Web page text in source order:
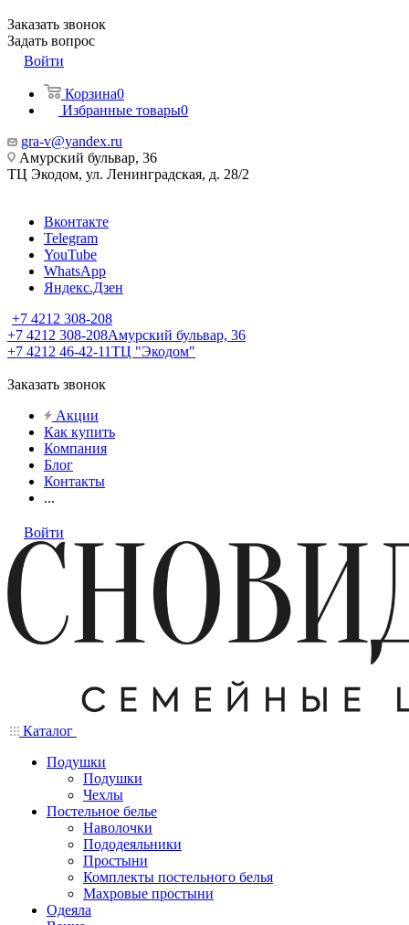
Заказать звонок
Задать вопрос
Войти
Корзина0
Избранные товары0
gra-v@yandex.ru
Амурский бульвар, 36
ТЦ Экодом, ул. Ленинградская, д. 28/2
Вконтакте
Telegram
YouTube
WhatsApp
Яндекс.Дзен
+7 4212 308-208
+7 4212 308-208Амурский бульвар, 36
+7 4212 46-42-11ТЦ "Экодом"
Заказать звонок
Акции
Как купить
Компания
Блог
Контакты
...
Войти
Каталог
Подушки
Подушки
Чехлы
Постельное белье
Наволочки
Пододеяльники
Простыни
Комплекты постельного белья
Махровые простыни
Одеяла